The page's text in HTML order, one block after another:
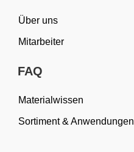
Über uns
Mitarbeiter
FAQ
Materialwissen
Sortiment & Anwendungen